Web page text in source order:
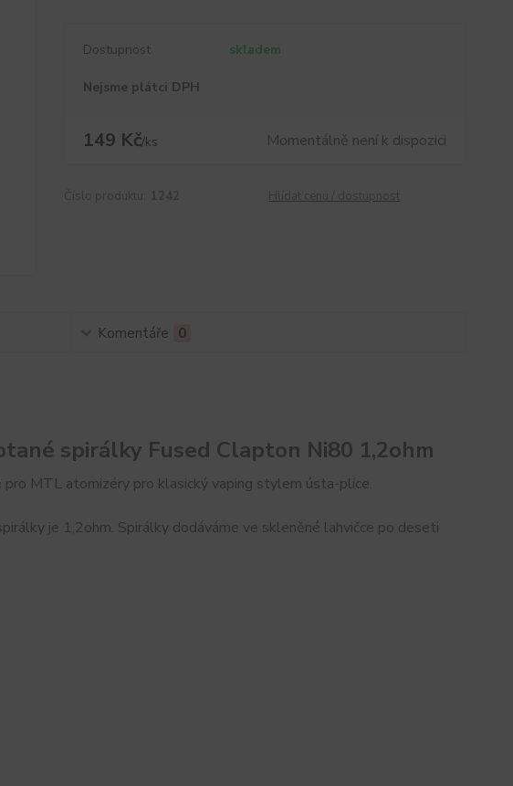
Dostupnost skladem
Nejsme plátci DPH
149 Kč/ks Momentálně není k dispozici
Komentáře 0
spirálky Fused Clapton Ni80 1,2ohm
MTL atomizéry pro klasický vaping stylem ústa-plíce.
je 1,2ohm. Spirálky dodáváme ve skleněné lahvičce po deseti